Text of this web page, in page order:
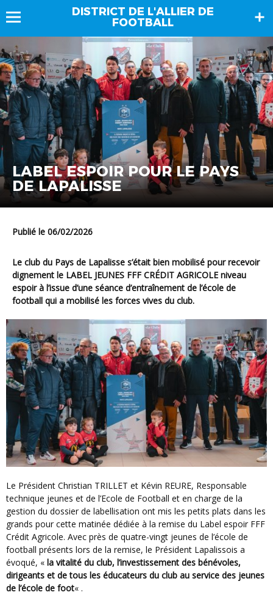
DISTRICT DE L'ALLIER DE
FOOTBALL
LABEL ESPOIR POUR LE PAYS
DE LAPALISSE
Publié le 06/02/2026
Le club du Pays de Lapalisse s’était bien mobilisé pour recevoir
dignement le LABEL JEUNES FFF CRÉDIT AGRICOLE niveau
espoir à l’issue d’une séance d’entraînement de l’école de
football qui a mobilisé les forces vives du club.
Le Président Christian TRILLET et Kévin REURE, Responsable
technique jeunes et de l’Ecole de Football et en charge de la
gestion du dossier de labellisation ont mis les petits plats dans les
grands pour cette matinée dédiée à la remise du Label espoir FFF
Crédit Agricole. Avec près de quatre-vingt jeunes de l’école de
football présents lors de la remise, le Président Lapalissois a
évoqué, « la vitalité du club, l’investissement des bénévoles,
dirigeants et de tous les éducateurs du club au service des jeunes
de l’école de foot« .